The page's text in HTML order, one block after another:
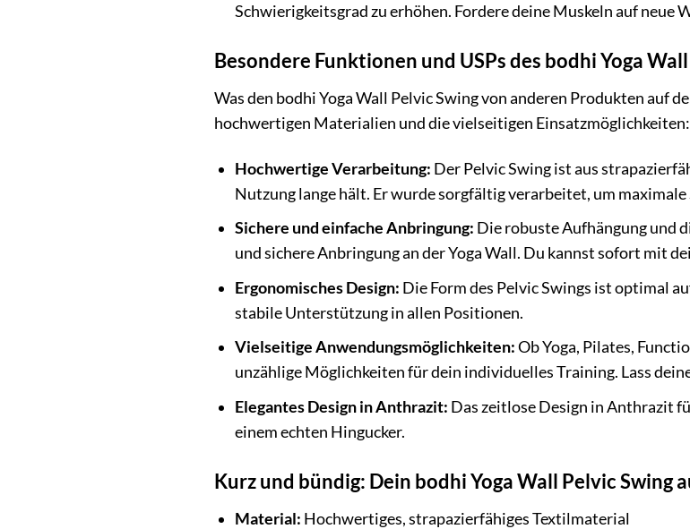
Schwierigkeitsgrad zu erhöhen. Fordere deine Muskeln auf neue
Besondere Funktionen und USPs des bodhi Yoga
Was den bodhi Yoga Wall Pelvic Swing von anderen Produkten
hochwertigen Materialien und die vielseitigen Einsatzmöglichkeiten:
Hochwertige Verarbeitung: Der Pelvic Swing ist aus
Nutzung lange hält. Er wurde sorgfältig verarbeitet, um
Sichere und einfache Anbringung: Die robuste Aufhängung und
und sichere Anbringung an der Yoga Wall. Du kannst sofort mit
Ergonomisches Design: Die Form des Pelvic Swings ist optimal
stabile Unterstützung in allen Positionen.
Vielseitige Anwendungsmöglichkeiten:Ob Yoga, Pilates,
unzählige Möglichkeiten für dein individuelles Training. Lass
Elegantes Design in Anthrazit: Das zeitlose Design in Anthrazit
einem echten Hingucker.
Kurz und bündig: Dein bodhi Yoga Wall Pelvic Swing
Material: Hochwertiges, strapazierfähiges Textilmaterial